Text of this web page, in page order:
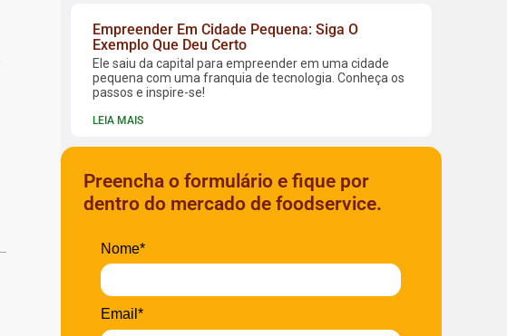
Empreender Em Cidade Pequena: Siga O
Exemplo Que Deu Certo
Ele saiu da capital para empreender em uma cidade
pequena com uma franquia de tecnologia. Conheça os
passos e inspire-se!
LEIA MAIS
Preencha o formulário e fique por
dentro do mercado de foodservice.
Nome*
Email*